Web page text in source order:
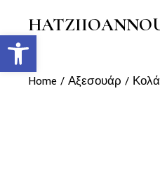
content
Home Αξεσουάρ
Ανοίξτε τη γραμμή εργαλείων